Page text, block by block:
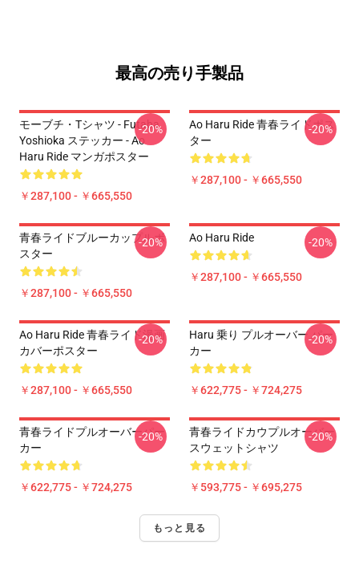
最高の売り手製品
モーブチ・Tシャツ - Futaba
Yoshioka ステッカー - Ao
Haru Ride マンガポスター
￥287,100 - ￥665,550
-20%
Ao Haru Ride 青春ライドポス
ター
￥287,100 - ￥665,550
-20%
青春ライドブルーカップルポ
スター
￥287,100 - ￥665,550
-20% Ao Haru Ride
￥287,100 - ￥665,550
-20%
Ao Haru Ride 青春ライド漫画
カバーポスター
￥287,100 - ￥665,550
-20%
Haru 乗り プルオーバー パー
カー
￥622,775 - ￥724,275
-20%
青春ライドプルオーバーパー
カー
￥622,775 - ￥724,275
-20%
青春ライドカウプルオーバー
スウェットシャツ
￥593,775 - ￥695,275
-20%
もっと見る